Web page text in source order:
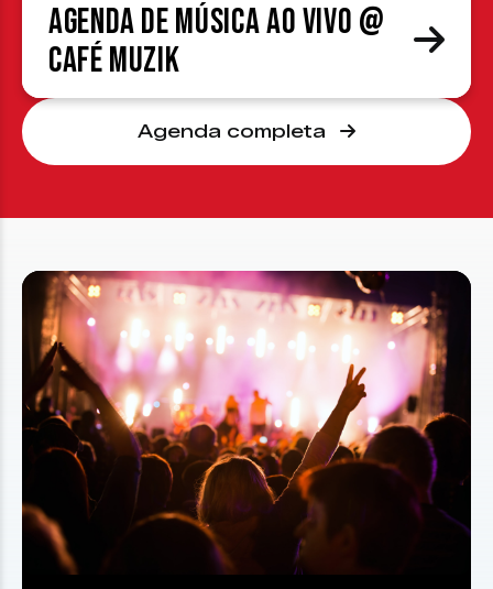
Agenda de Música ao Vivo @
Café Muzik
Agenda completa